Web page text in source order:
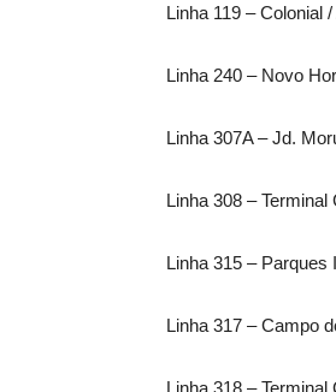
Linha 119 – Colonial
Linha 240 – Novo
Linha 307A – Jd.
Linha 308 –
Linha 315 – Parques
Linha 317 – Campo
Linha 318 –